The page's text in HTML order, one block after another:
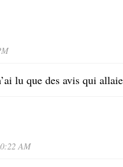
lu que des avis qui
AM